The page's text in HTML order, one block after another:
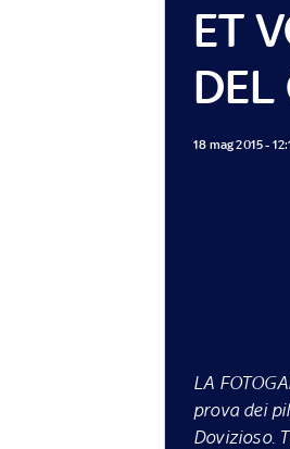
ET
DEL
18 mag 2015 -
LA
prova dei
Dovizioso.